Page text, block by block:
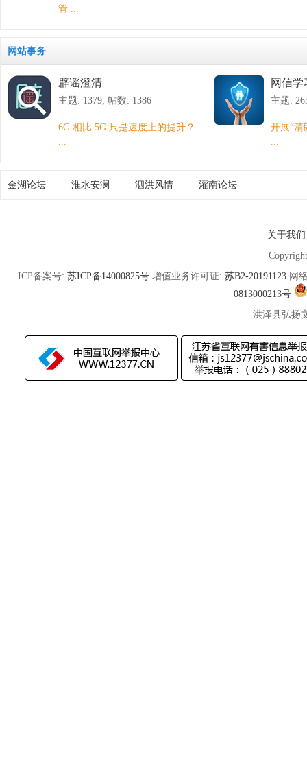
管 ...
网站事务
辟谣澄清
主题: 1379, 帖数: 1386
6G 相比 5G 只是速度上的提升？
...
网信学
主题:
开展“清
...
金湖论坛 淮水安澜 泗洪风情 灌南论坛
关于我们
ICP备案号: 苏ICP备14000825号 增值业务许可证: 苏B2-20191123 网
0813000213号
洪泽县弘扬